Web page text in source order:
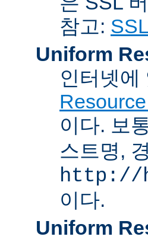
참고:
Uniform
인터넷
이다. 보
스트명,
http://
이다.
Uniform